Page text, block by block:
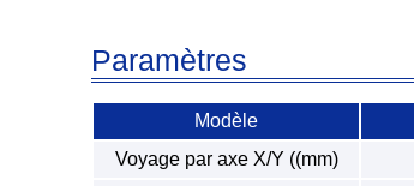
Paramètres
Modèle
Voyage par axe X/Y ((mm)